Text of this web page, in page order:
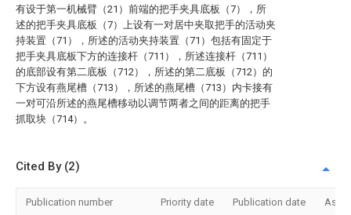
有设于第一机械臂（21）前端的把手夹具底板（7），所
述的把手夹具底板（7）上设有一对居中夹取把手的活动夹
持装置（71），所述的活动夹持装置（71）包括有固定于
把手夹具底板下方的连接杆（711），所述连接杆（711）
的底部设有第二底板（712），所述的第二底板（712）的
下方设有燕尾槽（713），所述的燕尾槽（713）内卡接有
一对可沿所述的燕尾槽移动以调节两者之间的距离的把手
抓取块（714）。
Cited By (2)
Publication number Priority date Publication date